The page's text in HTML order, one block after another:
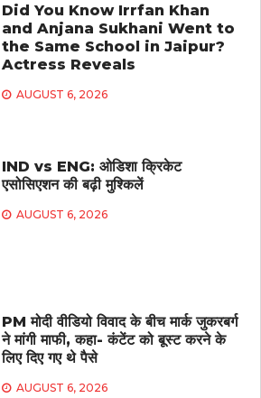
Did You Know Irrfan Khan
and Anjana Sukhani Went to
the Same School in Jaipur?
Actress Reveals
AUGUST 6, 2026
IND vs ENG: ओडिशा क्रिकेट
एसोसिएशन की बढ़ी मुश्किलें
AUGUST 6, 2026
PM मोदी वीडियो विवाद के बीच मार्क जुकरबर्ग
ने मांगी माफी, कहा- कंटेंट को बूस्ट करने के
लिए दिए गए थे पैसे
AUGUST 6, 2026